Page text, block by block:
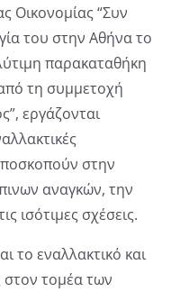
Οικονομίας “Συν
του στην Αθήνα το
παρακαταθήκη
τη συμμετοχή
εργάζονται
στην
αναγκών, την
ισότιμες σχέσεις.
το εναλλακτικό και
στον τομέα των